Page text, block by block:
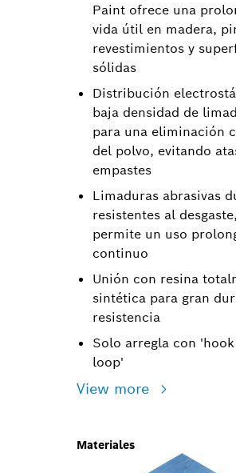
Paint ofrece una
vida útil en madera,
revestimientos y
sólidas
Distribución
baja densidad de
para una eliminación
del polvo, evitando
empastes
Limaduras abrasivas
resistentes al
permite un uso
continuo
Unión con resina
sintética para gran
resistencia
Solo arregla con
loop'
View more
Materiales